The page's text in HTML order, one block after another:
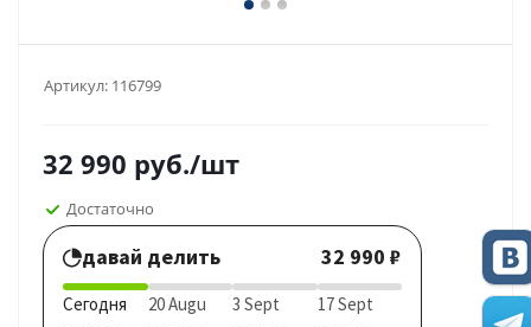
Артикул: 116799
32 990 руб./шт
Достаточно
давай делить 32 990 ₽
Сегодня 20 Augu 3 Sept 17 Sept